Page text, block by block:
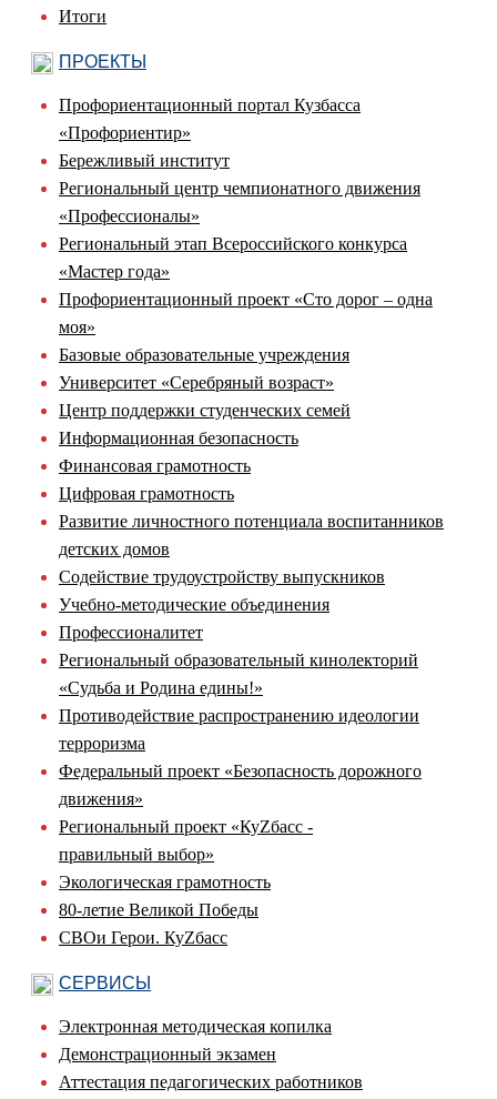
Итоги
ПРОЕКТЫ
Профориентационный портал Кузбасса
«Профориентир»
Бережливый институт
Региональный центр чемпионатного движения
«Профессионалы»
Региональный этап Всероссийского конкурса
«Мастер года»
Профориентационный проект «Сто дорог – одна
моя»
Базовые образовательные учреждения
Университет «Серебряный возраст»
Центр поддержки студенческих семей
Информационная безопасность
Финансовая грамотность
Цифровая грамотность
Развитие личностного потенциала воспитанников
детских домов
Содействие трудоустройству выпускников
Учебно-методические объединения
Профессионалитет
Региональный образовательный кинолекторий
«Судьба и Родина едины!»
Противодействие распространению идеологии
терроризма
Федеральный проект «Безопасность дорожного
движения»
Региональный проект «КуZбасс -
правильный выбор»
Экологическая грамотность
80-летие Великой Победы
СВОи Герои. КуZбасс
СЕРВИСЫ
Электронная методическая копилка
Демонстрационный экзамен
Аттестация педагогических работников